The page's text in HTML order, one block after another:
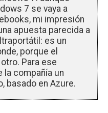
7 se vaya a
mi impresión
apuesta parecida a
es un
porque el
Para ese
la compañía un
basado en Azure.